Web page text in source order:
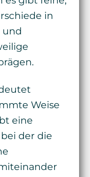
in
und
Weise
eine
der die